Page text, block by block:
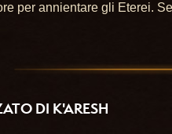
per annientare gli Eterei.
DI K'ARESH